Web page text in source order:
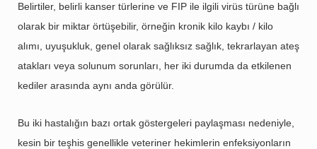
Belirtiler, belirli kanser türlerine ve FIP ile ilgili virüs türüne bağlı
olarak bir miktar örtüşebilir, örneğin kronik kilo kaybı / kilo
alımı, uyuşukluk, genel olarak sağlıksız sağlık, tekrarlayan ateş
atakları veya solunum sorunları, her iki durumda da etkilenen
kediler arasında aynı anda görülür.
Bu iki hastalığın bazı ortak göstergeleri paylaşması nedeniyle,
kesin bir teşhis genellikle veteriner hekimlerin enfeksiyonların